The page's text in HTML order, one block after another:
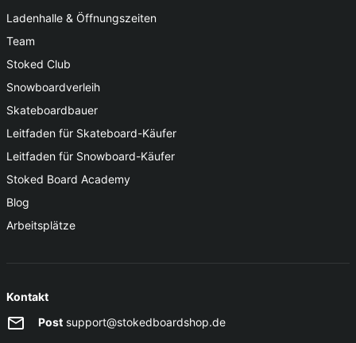
Ladenhalle & Öffnungszeiten
Team
Stoked Club
Snowboardverleih
Skateboardbauer
Leitfaden für Skateboard-Käufer
Leitfaden für Snowboard-Käufer
Stoked Board Academy
Blog
Arbeitsplätze
Kontakt
Post support@stokedboardshop.de